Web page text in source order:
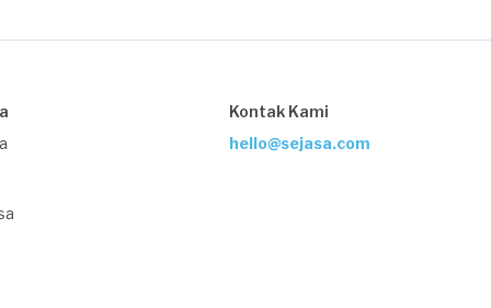
Kontak Kami
hello@sejasa.com